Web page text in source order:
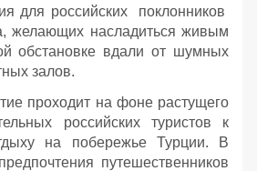
для российских поклонников
желающих насладиться живым
обстановке вдали от шумных
залов.
проходит на фоне растущего
российских туристов к
на побережье Турции. В
путешественников